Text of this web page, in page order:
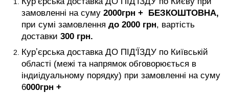
замовленні на суму 2000грн + БЕЗКОШТОВНА,
при сумі замовлення до 2000 грн, вартість
доставки 300 грн.
Курʼєрська доставка ДО ПІД'ЇЗДУ по Київській
області (межі та напрямок обговорюється в
індиідуальному порядку) при замовленні на суму
6000грн +